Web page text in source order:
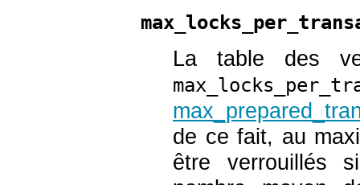
La table des
de ce fait, au
être verrouillés